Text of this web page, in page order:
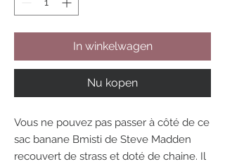
In winkelwagen
Nu kopen
Vous ne pouvez pas passer à côté de ce
sac banane Bmisti de Steve Madden
recouvert de strass et doté de chaine. Il